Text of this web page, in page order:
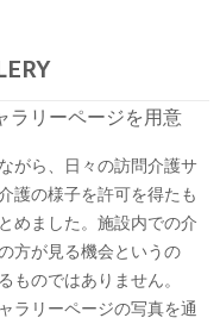
ラリーページを用意
がら、日々の訪問介護サ
護の様子を許可を得たも
めました。施設内での介
方が見る機会というの
のではありません。
ラリーページの写真を通